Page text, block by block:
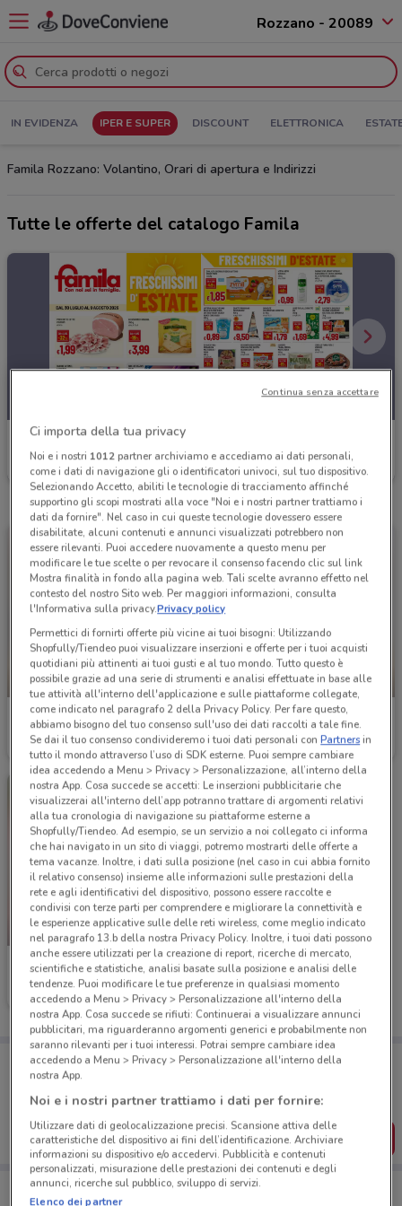
Rozzano - 20089
IN EVIDENZA IPER E SUPER DISCOUNT ELETTRONICA
Famila Rozzano: Volantino, Orari di apertura e Indirizzi
Tutte le offerte del catalogo Famila
Famila
Scade domenica 21.7 km
-3 GIORNI
Famila
Scade domenica 16.6 km
-3 GIORNI
Famila
Scade domenica 16.6 km
-3 GIORNI
Famila
Scade domenica 21.7 km
Porta DoveConviene sempre con te!
dal tuo cellulare.
SCARICA L’APP
Ci importa della tua privacy
Noi e i nostri 1012partner archiviamo e accediamo ai dati personali,
come i dati di navigazione gli o identificatori univoci, sul tuo dispositivo.
Selezionando Accetto, abiliti le tecnologie di tracciamento affinché
supportino gli scopi mostrati alla voce "Noi e i nostri partner trattiamo i
dati da fornire". Nel caso in cui queste tecnologie dovessero essere
disabilitate, alcuni contenuti e annunci visualizzati potrebbero non
essere rilevanti. Puoi accedere nuovamente a questo menu per
modificare le tue scelte o per revocare il consenso facendo clic sul link
Mostra finalità in fondo alla pagina web. Tali scelte avranno effetto nel
contesto del nostro Sito web. Per maggiori informazioni, consulta
l'Informativa sulla privacy.Privacy policy
Permettici di fornirti offerte più vicine ai tuoi bisogni: Utilizzando
Shopfully/Tiendeo puoi visualizzare inserzioni e offerte per i tuoi acquisti
quotidiani più attinenti ai tuoi gusti e al tuo mondo. Tutto questo è
possibile grazie ad una serie di strumenti e analisi effettuate in base alle
tue attività all'interno dell'applicazione e sulle piattaforme collegate,
come indicato nel paragrafo 2 della Privacy Policy. Per fare questo,
abbiamo bisogno del tuo consenso sull'uso dei dati raccolti a tale fine.
Se dai il tuo consenso condivideremo i tuoi dati personali conPartnersin
tutto il mondo attraverso l’uso di SDK esterne. Puoi sempre cambiare
idea accedendo a Menu > Privacy > Personalizzazione, all’interno della
nostra App. Cosa succede se accetti: Le inserzioni pubblicitarie che
visualizzerai all'interno dell’app potranno trattare di argomenti relativi
alla tua cronologia di navigazione su piattaforme esterne a
Shopfully/Tiendeo. Ad esempio, se un servizio a noi collegato ci informa
che hai navigato in un sito di viaggi, potremo mostrarti delle offerte a
tema vacanze. Inoltre, i dati sulla posizione (nel caso in cui abbia fornito
il relativo consenso) insieme alle informazioni sulle prestazioni della
rete e agli identificativi del dispositivo, possono essere raccolte e
condivisi con terze parti per comprendere e migliorare la connettività e
le esperienze applicative sulle delle reti wireless, come meglio indicato
nel paragrafo 13.b della nostra Privacy Policy. Inoltre, i tuoi dati possono
anche essere utilizzati per la creazione di report, ricerche di mercato,
scientifiche e statistiche, analisi basate sulla posizione e analisi delle
tendenze. Puoi modificare le tue preferenze in qualsiasi momento
accedendo a Menu > Privacy > Personalizzazione all'interno della
nostra App. Cosa succede se rifiuti: Continuerai a visualizzare annunci
pubblicitari, ma riguarderanno argomenti generici e probabilmente non
saranno rilevanti per i tuoi interessi. Potrai sempre cambiare idea
accedendo a Menu > Privacy > Personalizzazione all'interno della
nostra App.
Noi e i nostri partner trattiamo i dati per fornire:
Utilizzare dati di geolocalizzazione precisi. Scansione attiva delle
caratteristiche del dispositivo ai fini dell’identificazione. Archiviare
informazioni su dispositivo e/o accedervi. Pubblicità e contenuti
personalizzati, misurazione delle prestazioni dei contenuti e degli
annunci, ricerche sul pubblico, sviluppo di servizi.
Elenco dei partner
Continua senza accettare